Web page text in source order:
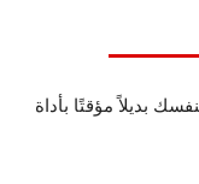
بديلاً مؤقتًا بأداة